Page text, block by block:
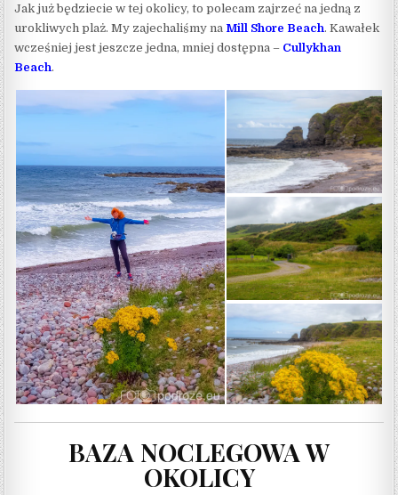
Jak już będziecie w tej okolicy, to polecam zajrzeć na jedną z
urokliwych plaż. My zajechaliśmy na Mill Shore Beach. Kawałek
wcześniej jest jeszcze jedna, mniej dostępna – Cullykhan
Beach.
BAZA NOCLEGOWA W
OKOLICY